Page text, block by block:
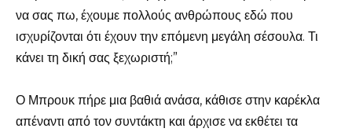
να σας πω, έχουμε πολλούς ανθρώπους εδώ που
ισχυρίζονται ότι έχουν την επόμενη μεγάλη σέσουλα. Τι
κάνει τη δική σας ξεχωριστή;”
Ο Μπρουκ πήρε μια βαθιά ανάσα, κάθισε στην καρέκλα
απέναντι από τον συντάκτη και άρχισε να εκθέτει τα